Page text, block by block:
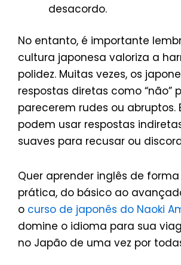
desacordo.
No entanto, é importante
cultura japonesa valoriza a
polidez. Muitas vezes, os
respostas diretas como “não”
parecerem rudes ou abruptos.
podem usar respostas
suaves para recusar ou
Quer aprender inglês de
prática, do básico ao
o curso de japonês do Naoki
domine o idioma para sua
no Japão de uma vez por